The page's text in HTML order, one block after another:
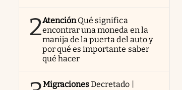
2AtenciónQué significa
encontrar una moneda en la
manija de la puerta del auto y
por qué es importante saber
qué hacer
MigracionesDecretado |